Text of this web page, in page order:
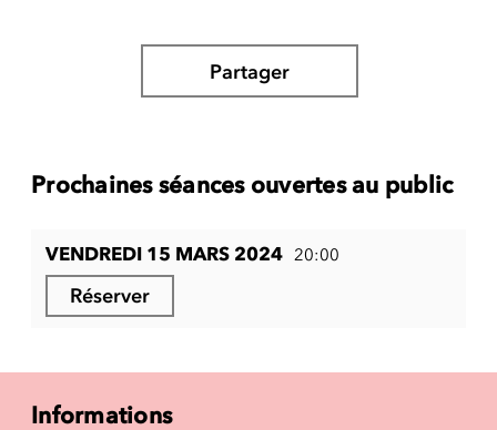
Partager
Prochaines séances ouvertes au public
VENDREDI 15 MARS 2024 20:00
Réserver
Informations